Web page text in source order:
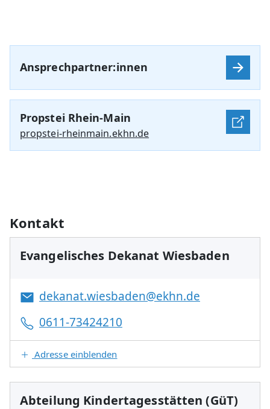
Ansprechpartner:innen
Propstei Rhein-Main
propstei-rheinmain.ekhn.de
Kontakt
Evangelisches Dekanat Wiesbaden
dekanat.wiesbaden@ekhn.de
0611-73424210
Adresse einblenden
Abteilung Kindertagesstätten (GüT)